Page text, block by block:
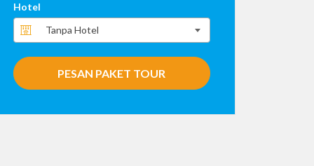
Hotel
Tanpa Hotel
PESAN PAKET TOUR